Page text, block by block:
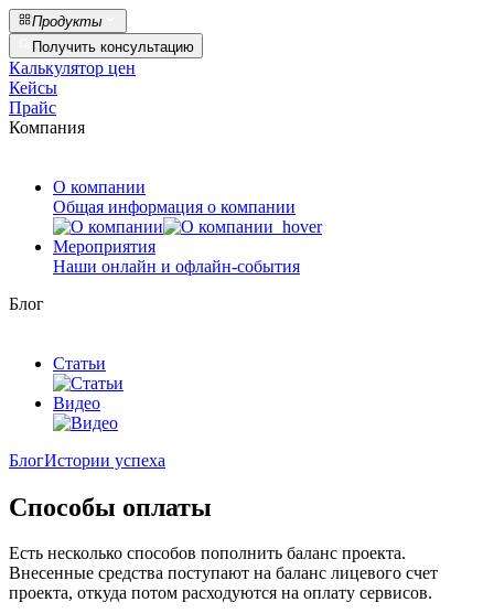
Продукты
Получить консультацию
Калькулятор цен
Кейсы
Прайс
Компания
О компании
Общая информация о компании
Мероприятия
Наши онлайн и офлайн-события
Блог
Статьи
Видео
БлогИстории успеха
Способы оплаты
Есть несколько способов пополнить баланс проекта.
Внесенные средства поступают на баланс лицевого счет
проекта, откуда потом расходуются на оплату сервисов.